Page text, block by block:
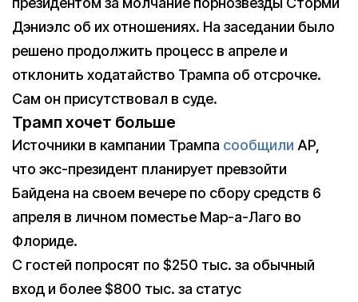
Дэниэлс об их отношениях. На заседании было
решено продолжить процесс в апреле и
отклонить ходатайство Трампа об отсрочке.
Сам он присутствовал в суде.
Трамп хочет больше
Источники в кампании Трампа сообщили AP,
что экс-президент планирует превзойти
Байдена на своем вечере по сбору средств 6
апреля в личном поместье Мар-а-Лаго во
Флориде.
С гостей попросят по $250 тыс. за обычный
вход и более $800 тыс. за статус